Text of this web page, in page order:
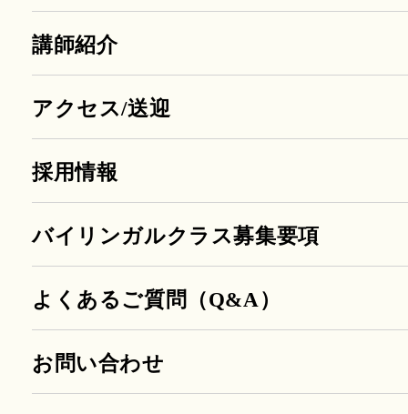
講師紹介
アクセス/送迎
採用情報
バイリンガルクラス募集要項
よくあるご質問（Q&A）
お問い合わせ